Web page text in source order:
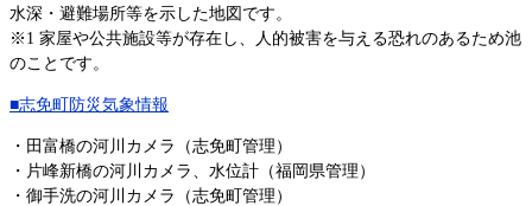
水深・避難場所等を示した地図です。
※1 家屋や公共施設等が存在し、人的被害を与える恐れのあるため池
のことです。
■志免町防災気象情報
・田富橋の河川カメラ（志免町管理）
・片峰新橋の河川カメラ、水位計（福岡県管理）
・御手洗の河川カメラ（志免町管理）